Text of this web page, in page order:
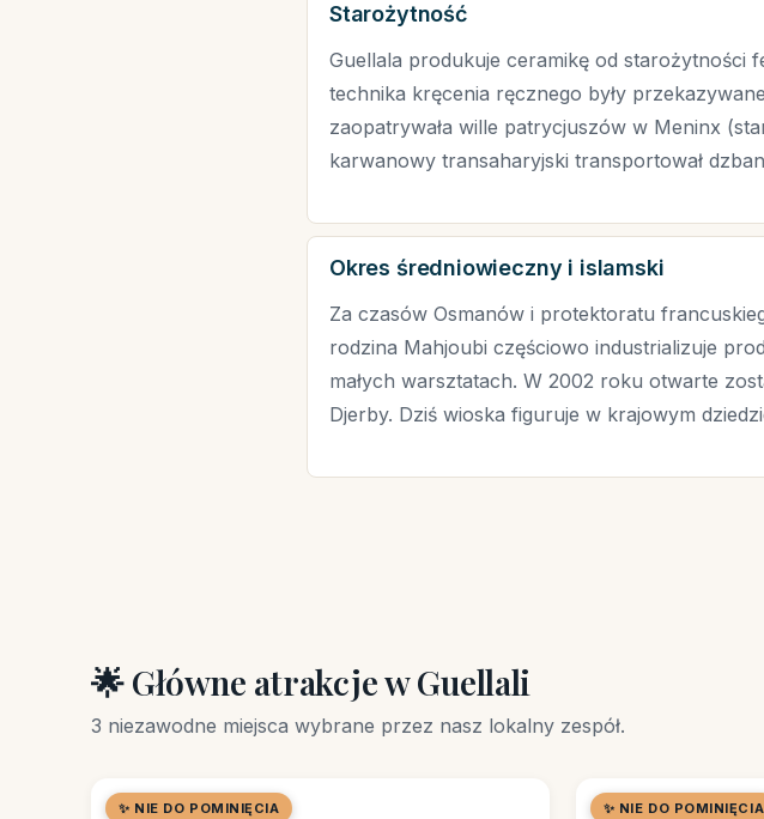
Starożytność
Guellala produkuje ceramikę od starożytności
technika kręcenia ręcznego były
zaopatrywała wille patrycjuszów w Meninx
karwanowy transaharyjski transportował
Okres średniowieczny i islamski
Za czasów Osmanów i protektoratu
rodzina Mahjoubi częściowo industrializuje
małych warsztatach. W 2002 roku otwarte
Djerby. Dziś wioska figuruje w krajowym
🌟 Główne atrakcje w Guellali
3 niezawodne miejsca wybrane przez nasz lokalny zespół.
✨ NIE DO POMINIĘCIA
🛒 RYNEK / SOUK ✨ NIE DO POMINIĘCIA
🖼️ MUZEUM